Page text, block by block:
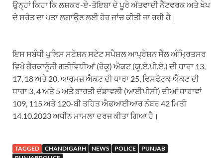
ਉਨ੍ਹਾਂ ਕਿਹਾ ਕਿ ਲਸ਼ਕਰ-ਏ-ਤੋਇਬਾ ਦੇ ਪੂਰੇ ਅੱਤਵਾਦੀ ਨੈੱਟਵਰਕ ਅਤੇ ਖੇਪ
ਦੇ ਸਰੋਤ ਦਾ ਪਤਾ ਲਗਾਉਣ ਲਈ ਹੋਰ ਜਾਂਚ ਕੀਤੀ ਜਾ ਰਹੀ ਹੈ।
ਇਸ ਸਬੰਧੀ ਪੁਲਿਸ ਸਟੇਸ਼ਨ ਸਟੇਟ ਸਪੈਸ਼ਲ ਆਪ੍ਰੇਸ਼ਨ ਸੈੱਲ ਅੰਮ੍ਰਿਤਸਰ
ਵਿਖੇ ਗੈਰਕਾਨੂੰਨੀ ਗਤੀਵਿਧੀਆਂ (ਰੋਕੂ) ਐਕਟ (ਯੂ.ਏ.ਪੀ.ਏ.) ਦੀ ਧਾਰਾ 13,
17, 18 ਅਤੇ 20, ਆਰਮਜ਼ ਐਕਟ ਦੀ ਧਾਰਾ 25, ਵਿਸਫੋਟਕ ਐਕਟ ਦੀ
ਧਾਰਾ 3, 4 ਅਤੇ 5 ਅਤੇ ਭਾਰਤੀ ਦੰਡਾਵਲੀ (ਆਈਪੀਸੀ) ਦੀਆਂ ਧਾਰਾਵਾਂ
109, 115 ਅਤੇ 120-ਬੀ ਤਹਿਤ ਐਫਆਈਆਰ ਨੰਬਰ 42 ਮਿਤੀ
14.10.2023 ਅਧੀਨ ਮਾਮਲਾ ਦਰਜ ਕੀਤਾ ਗਿਆ ਹੈ।
TAGGED CHANDIGARH NEWS POLICE
PUNJAB